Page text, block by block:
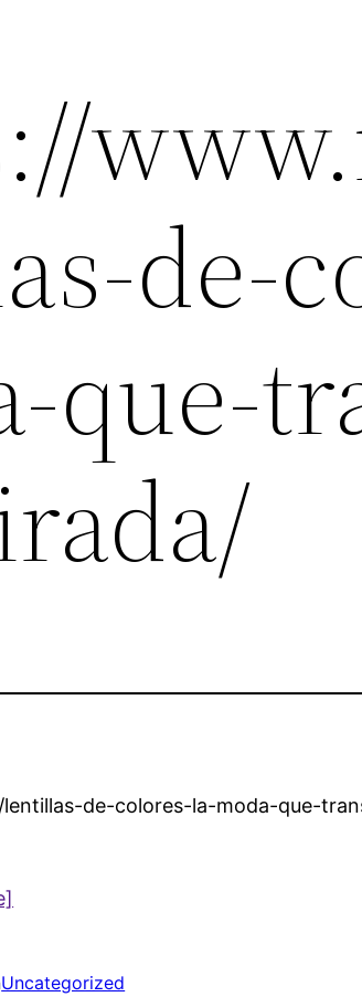
de-
que-
de-colores-la-moda-que-
Uncategorized